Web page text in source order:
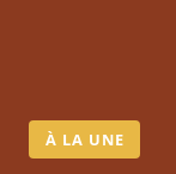
À LA UNE